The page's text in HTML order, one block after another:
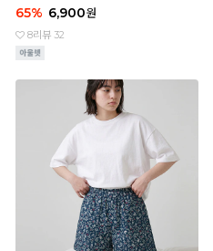
65% 6,900원
8리뷰 32